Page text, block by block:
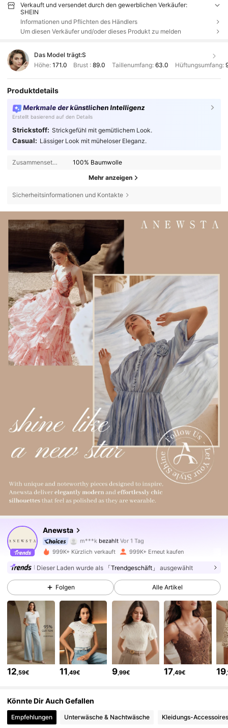
Verkauft und versendet durch den gewerblichen Verkäufer:
SHEIN
Informationen und Pflichten des Händlers
Um diesen Verkäufer und/oder dieses Produkt zu melden
Das Model trägt:S
Höhe: 171.0 Brust :89.0 Taillenumfang: 63.0 Hüftungsumfang:
Produktdetails
Merkmale der künstlichen Intelligenz
Erstellt basierend auf den Details
Strickstoff: Strickgefühl mit gemütlichem Look.
Casual: Lässiger Look mit müheloser Eleganz.
Zusammensetzung: 100% Baumwolle
Mehr anzeigen
Sicherheitsinformationen und Kontakte
Anewsta
m***k
A***oistVor 5 Minutengefolgt
4M Follower
4,85 4M Follower
4,85 4M Follower
999K+ Kürzlich verkauft 999K+ Erneut kaufen
Dieser Laden wurde als 「Trendgeschäft」 ausgewählt
Folgen Alle Artikel
12,59€ 11,49€ 9,99€ 17,49€ 19
Könnte Dir Auch Gefallen
Empfehlungen Unterwäsche & Nachtwäsche Kleidungs-Accessoires